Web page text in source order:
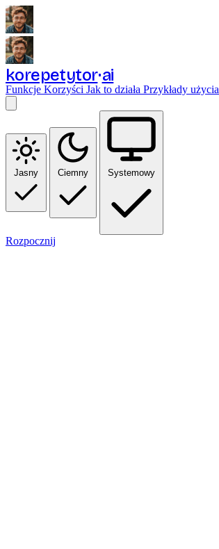
korepetytor ai
Funkcje Korzyści Jak to działa Przykłady użycia
Jasny Ciemny Systemowy
Rozpocznij